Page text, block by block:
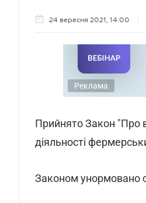
24 вересня 2021, 14:00
Реклама
Прийнято Закон "Про
діяльності
Законом унормовано